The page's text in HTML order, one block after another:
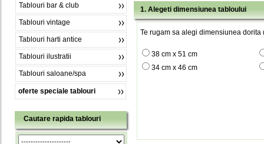
Tablouri bar & club
Tablouri vintage
Tablouri harti antice
Tablouri ilustratii
Tablouri saloane/spa
oferte speciale tablouri
Cautare rapida tablouri
1. Alegeti dimensiunea tabloului
Te rugam sa alegi dimensiunea dorita
38 cm x 51 cm
34 cm x 46 cm